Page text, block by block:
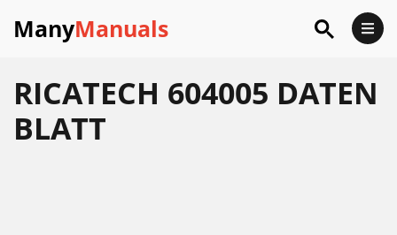
ManyManuals
RICATECH 604005 DATEN
BLATT